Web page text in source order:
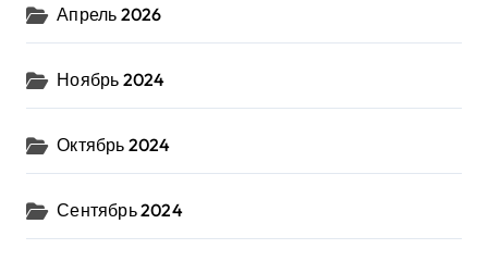
Апрель 2026
Ноябрь 2024
Октябрь 2024
Сентябрь 2024